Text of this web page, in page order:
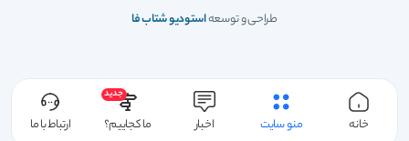
خانه منو سایت اخبار
جدید
ما کجاییم؟ ارتباط با ما
طراحی و توسعهاستودیو شتاب فا